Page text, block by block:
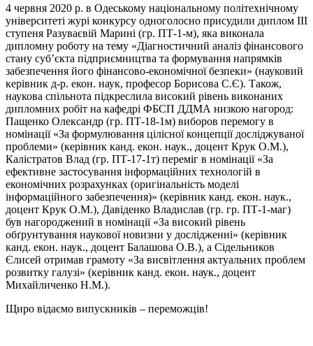
4 червня 2020 р. в Одеському національному політехнічному
університеті журі конкурсу одноголосно присудили диплом ІІІ
ступеня Разуваєвій Марині (гр. ПТ-1-м), яка виконала
дипломну роботу на тему «Діагностичний аналіз фінансового
стану суб’єкта підприємництва та формування напрямків
забезпечення його фінансово-економічної безпеки» (науковий
керівник д-р. екон. наук, професор Борисова С.Є). Також,
наукова спільнота підкреслила високий рівень виконаних
дипломних робіт на кафедрі ФБСП ДДМА низкою нагород:
Пащенко Олександр (гр. ПТ-18-1м) виборов перемогу в
номінації «За формулювання цілісної концепції досліджуваної
проблеми» (керівник канд. екон. наук., доцент Крук О.М.),
Калістратов Влад (гр. ПТ-17-1т) переміг в номінації «За
ефективне застосування інформаційних технологій в
економічних розрахунках (оригінальність моделі
інформаційного забезпечення)» (керівник канд. екон. наук.,
доцент Крук О.М.), Давіденко Владислав (гр. гр. ПТ-1-маг)
був нагороджений в номінації «За високий рівень
обґрунтування наукової новизни у дослідженні» (керівник
канд. екон. наук., доцент Балашова О.В.), а Сідельников
Єлисей отримав грамоту «За висвітлення актуальних проблем
розвитку галузі» (керівник канд. екон. наук., доцент
Михайличенко Н.М.).
Щиро відаємо випускників – переможців!